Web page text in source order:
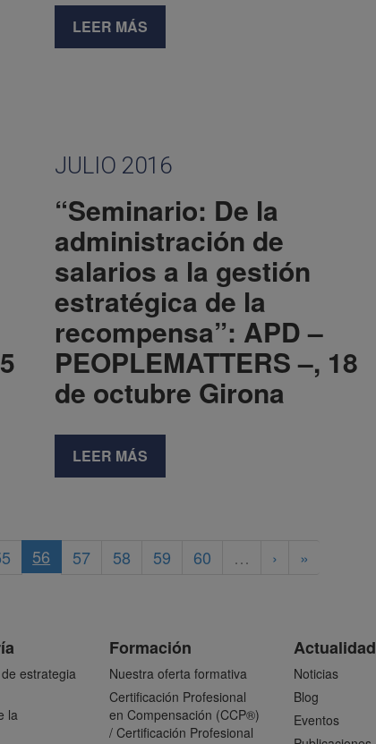
LEER MÁS
JULIO 2016
“Seminario: De la
administración de
salarios a la gestión
estratégica de la
recompensa”: APD –
PEOPLEMATTERS –, 18
de octubre Girona
LEER MÁS
56 57 58 59 60 … › »
estrategia
la
Formación
Nuestra oferta formativa
Certificación Profesional
en Compensación (CCP®)
/ Certificación Profesional
Actualidad
Noticias
Blog
Eventos